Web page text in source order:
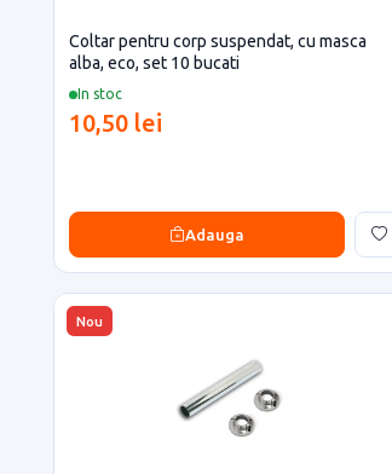
In stoc
Coltar pentru corp suspendat, cu masca
alba, eco, set 10 bucati
10,50 lei
Adauga
Nou